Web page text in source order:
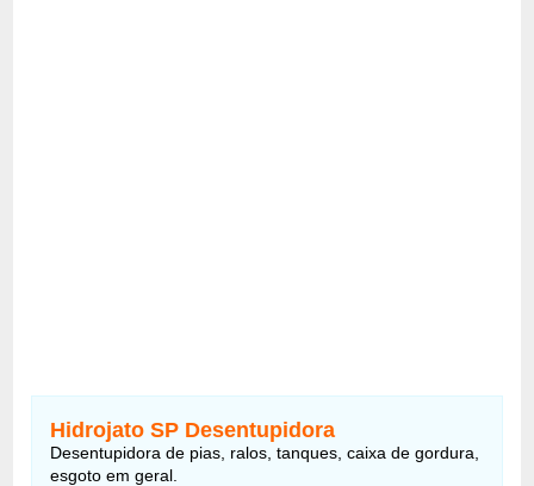
Hidrojato SP Desentupidora
Desentupidora de pias, ralos, tanques, caixa de gordura,
esgoto em geral.